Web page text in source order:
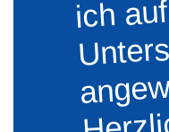
ich